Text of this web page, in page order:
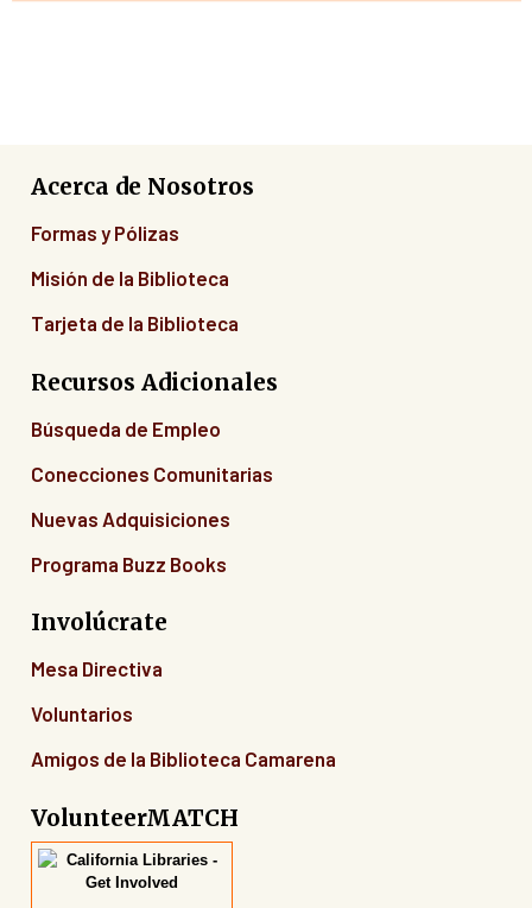
Acerca de Nosotros
Formas y Pólizas
Misión de la Biblioteca
Tarjeta de la Biblioteca
Recursos Adicionales
Búsqueda de Empleo
Conecciones Comunitarias
Nuevas Adquisiciones
Programa Buzz Books
Involúcrate
Mesa Directiva
Voluntarios
Amigos de la Biblioteca Camarena
VolunteerMATCH